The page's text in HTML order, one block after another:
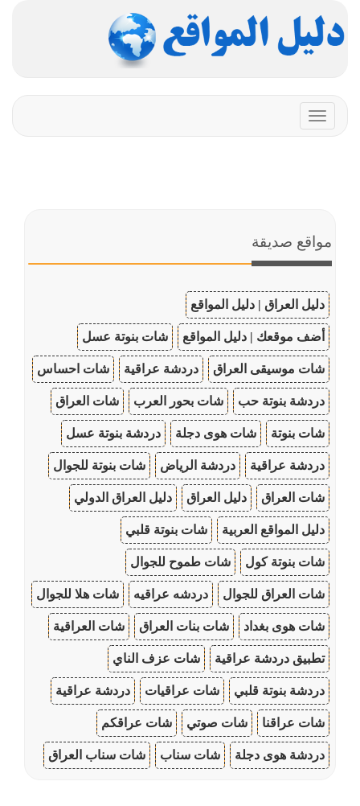
Toggle
navigation
مواقع صديقة
دليل العراق | دليل المواقع
أضف موقعك | دليل المواقع شات بنوتة عسل
شات موسيقى العراق دردشة عراقية شات احساس
دردشة بنوتة حب شات بحور العرب شات العراق
شات بنوتة شات هوى دجلة دردشة بنوتة عسل
دردشة عراقية دردشة الرياض شات بنوتة للجوال
شات العراق دليل العراق دليل العراق الدولي
دليل المواقع العربية شات بنوتة قلبي
شات بنوتة كول شات طموح للجوال
شات العراق للجوال دردشه عراقيه شات هلا للجوال
شات هوى بغداد شات بنات العراق شات العراقية
تطبيق دردشة عراقية شات عزف الناي
دردشة بنوتة قلبي شات عراقيات دردشة عراقية
شات عراقنا شات صوتي شات عراقكم
دردشة هوى دجلة شات سناب شات سناب العراق